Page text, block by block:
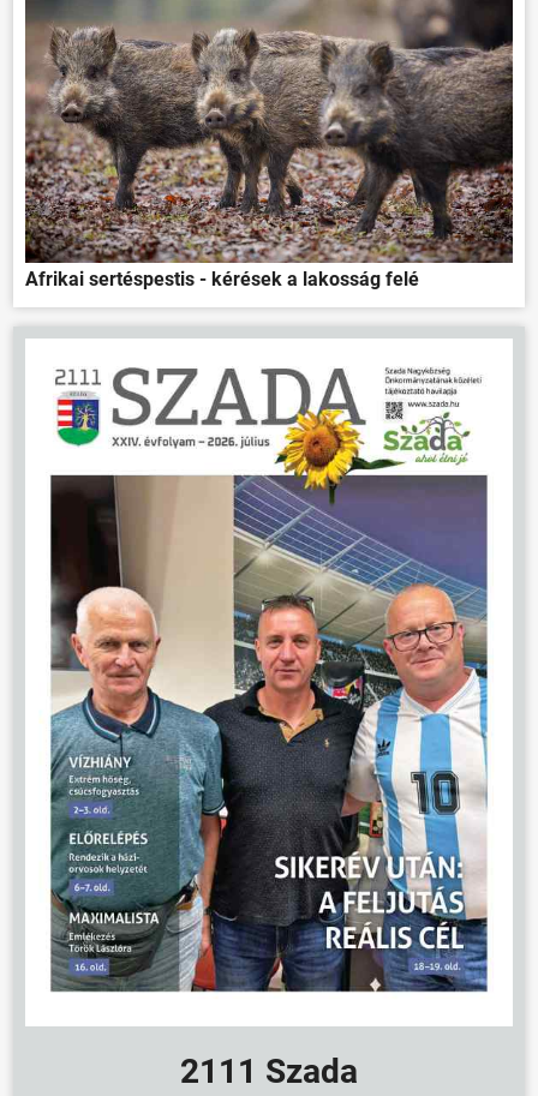
Afrikai sertéspestis - kérések a lakosság felé
2111 Szada